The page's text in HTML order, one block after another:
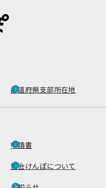
都道府県支部所在地
申請書
協会けんぽについて